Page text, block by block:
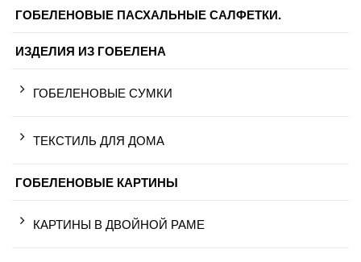
ГОБЕЛЕНОВЫЕ ПАСХАЛЬНЫЕ САЛФЕТКИ.
ИЗДЕЛИЯ ИЗ ГОБЕЛЕНА
ГОБЕЛЕНОВЫЕ СУМКИ
ТЕКСТИЛЬ ДЛЯ ДОМА
ГОБЕЛЕНОВЫЕ КАРТИНЫ
КАРТИНЫ В ДВОЙНОЙ РАМЕ